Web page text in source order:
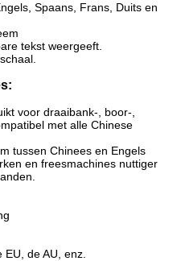
Spaans, Frans, Duits en
tekst weergeeft.
voor draaibank-, boor-,
met alle Chinese
tussen Chinees en Engels
en freesmachines nuttiger
de AU, enz.